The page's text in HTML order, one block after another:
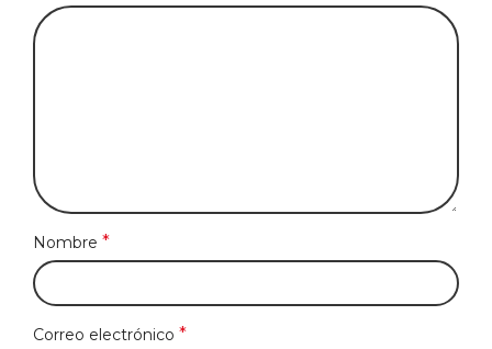
Nombre *
Correo electrónico *